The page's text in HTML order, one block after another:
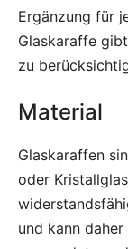
Ergänzung für
Glaskaraffe
zu
Material
Glaskaraffen
oder
und kann